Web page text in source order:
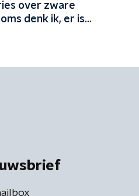
over zware
denk ik, er is